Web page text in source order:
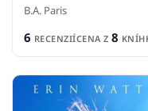
B.A. Paris
6 RECENZIÍCENA Z 8